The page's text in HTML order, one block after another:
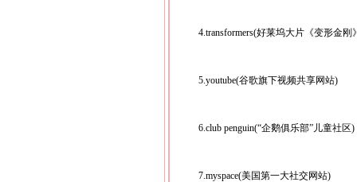
4.transformers(好莱坞大片《变形金刚
5.youtube(谷歌旗下视频共享网站)
6.club penguin(“企鹅俱乐部”儿童社区)
7.myspace(美国第一大社交网站)